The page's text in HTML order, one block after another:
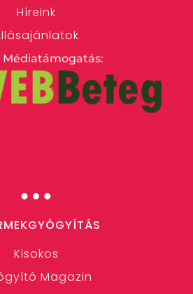
Híreink
Médiatámogatás:
…
Kisokos
Magazin